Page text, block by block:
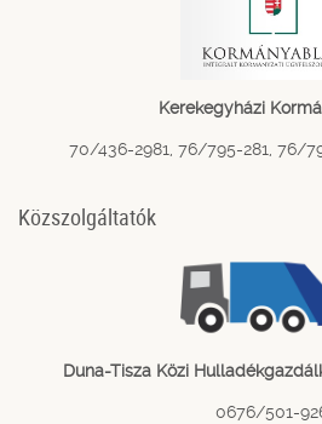
Kerekegyházi
70/436-2981, 76/795-281, 76/
Közszolgáltatók
Duna-Tisza Közi
0676/501-